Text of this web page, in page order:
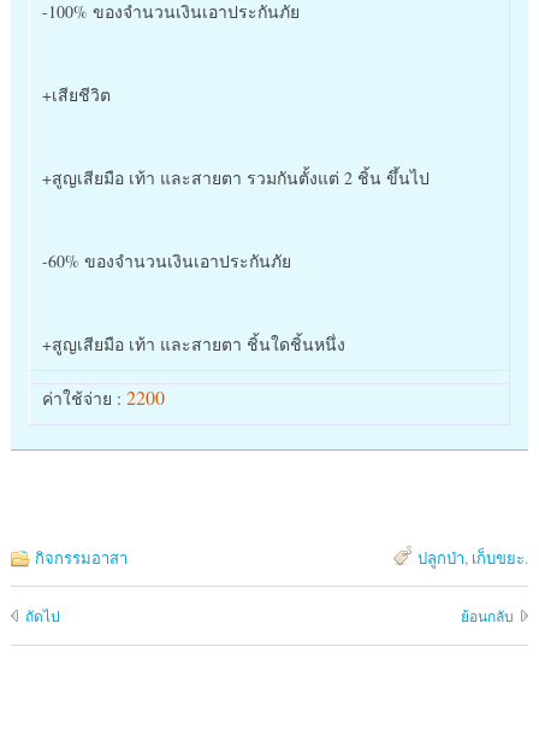
-100% ของจำนวนเงินเอาประกันภัย
+เสียชีวิต
+สูญเสียมือ เท้า และสายตา รวมกันตั้งแต่ 2 ชิ้น ขึ้นไป
-60% ของจำนวนเงินเอาประกันภัย
+สูญเสียมือ เท้า และสายตา ชิ้นใดชิ้นหนึ่ง
ค่าใช้จ่าย : 2200
กิจกรรมอาสา ปลูกป่า, เก็บขยะ.
ถัดไป ย้อนกลับ